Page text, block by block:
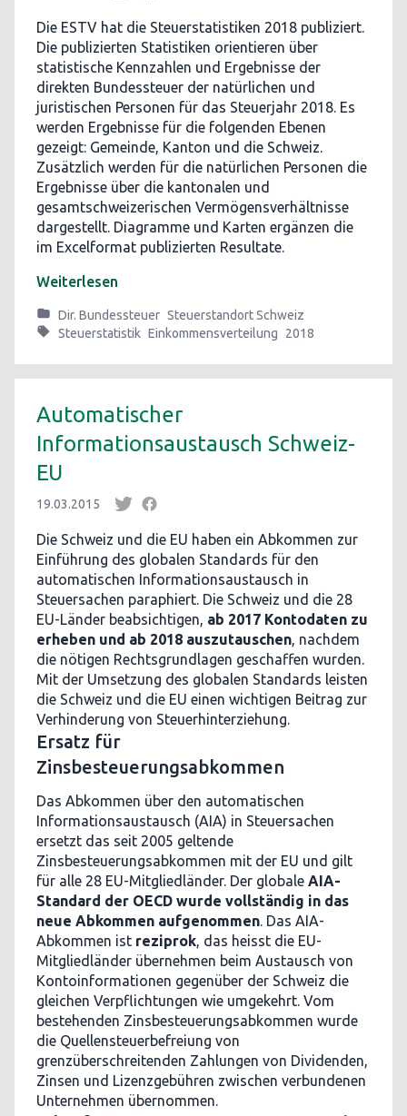
Die ESTV hat die Steuerstatistiken 2018 publiziert.
Die publizierten Statistiken orientieren über
statistische Kennzahlen und Ergebnisse der
direkten Bundessteuer der natürlichen und
juristischen Personen für das Steuerjahr 2018. Es
werden Ergebnisse für die folgenden Ebenen
gezeigt: Gemeinde, Kanton und die Schweiz.
Zusätzlich werden für die natürlichen Personen die
Ergebnisse über die kantonalen und
gesamtschweizerischen Vermögensverhältnisse
dargestellt. Diagramme und Karten ergänzen die
im Excelformat publizierten Resultate.
Weiterlesen
Dir. Bundessteuer Steuerstandort Schweiz
Steuerstatistik Einkommensverteilung 2018
Automatischer
Informationsaustausch Schweiz-
EU
19.03.2015
Die Schweiz und die EU haben ein Abkommen zur
Einführung des globalen Standards für den
automatischen Informationsaustausch in
Steuersachen paraphiert. Die Schweiz und die 28
EU-Länder beabsichtigen, ab 2017 Kontodaten zu
erheben und ab 2018 auszutauschen, nachdem
die nötigen Rechtsgrundlagen geschaffen wurden.
Mit der Umsetzung des globalen Standards leisten
die Schweiz und die EU einen wichtigen Beitrag zur
Verhinderung von Steuerhinterziehung.
Ersatz für
Zinsbesteuerungsabkommen
Das Abkommen über den automatischen
Informationsaustausch (AIA) in Steuersachen
ersetzt das seit 2005 geltende
Zinsbesteuerungsabkommen mit der EU und gilt
für alle 28 EU-Mitgliedländer. Der globale AIA-
Standard der OECD wurde vollständig in das
neue Abkommen aufgenommen. Das AIA-
Abkommen ist reziprok, das heisst die EU-
Mitgliedländer übernehmen beim Austausch von
Kontoinformationen gegenüber der Schweiz die
gleichen Verpflichtungen wie umgekehrt. Vom
bestehenden Zinsbesteuerungsabkommen wurde
die Quellensteuerbefreiung von
grenzüberschreitenden Zahlungen von Dividenden,
Zinsen und Lizenzgebühren zwischen verbundenen
Unternehmen übernommen.